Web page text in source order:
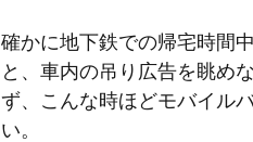
確かに地下鉄での帰宅時間
と、車内の吊り広告を眺め
ず、こんな時ほどモバイル
い。